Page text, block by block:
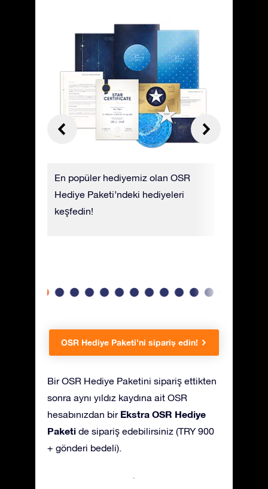
En popüler hediyemiz olan OSR
Hediye Paketi’ndeki hediyeleri
keşfedin!
OSR Hediye Paketi’ni sipariş edin!
Bir OSR Hediye Paketini sipariş ettikten
sonra aynı yıldız kaydına ait OSR
hesabınızdan bir Ekstra OSR Hediye
Paketi de sipariş edebilirsiniz (TRY 900
+ gönderi bedeli).